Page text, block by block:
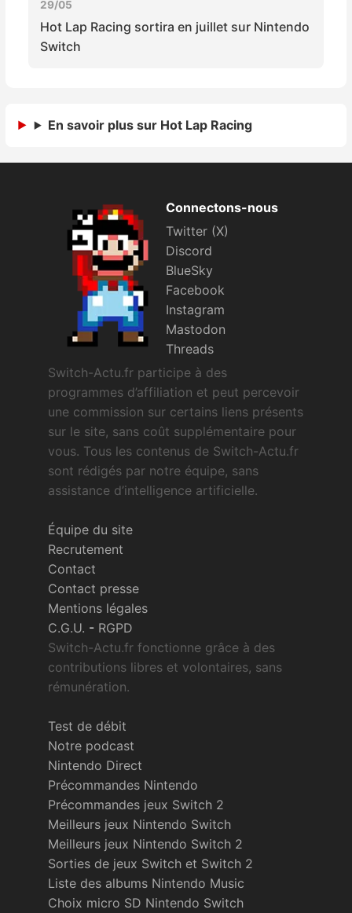
29/05
Hot Lap Racing sortira en juillet sur Nintendo
Switch
En savoir plus sur Hot Lap Racing
Connectons-nous
Twitter (X)
Discord
BlueSky
Facebook
Instagram
Mastodon
Threads
Switch-Actu.fr participe à des
programmes d’affiliation et peut percevoir
une commission sur certains liens présents
sur le site, sans coût supplémentaire pour
vous. Tous les contenus de Switch-Actu.fr
sont rédigés par notre équipe, sans
assistance d’intelligence artificielle.
Équipe du site
Recrutement
Contact
Contact presse
Mentions légales
C.G.U. - RGPD
Switch-Actu.fr fonctionne grâce à des
contributions libres et volontaires, sans
rémunération.
Test de débit
Notre podcast
Nintendo Direct
Précommandes Nintendo
Précommandes jeux Switch 2
Meilleurs jeux Nintendo Switch
Meilleurs jeux Nintendo Switch 2
Sorties de jeux Switch et Switch 2
Liste des albums Nintendo Music
Choix micro SD Nintendo Switch